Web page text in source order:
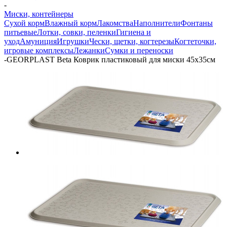
-
Миски, контейнеры
Сухой кормВлажный кормЛакомстваНаполнителиФонтаны
питьевыеЛотки, совки, пеленкиГигиена и
уходАмуницияИгрушкиЧески, щетки, когтерезыКогтеточки,
игровые комплексыЛежанкиСумки и переноски
-GEORPLAST Beta Коврик пластиковый для миски 45x35см